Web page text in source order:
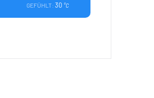
GEFÜHLT:30 °C